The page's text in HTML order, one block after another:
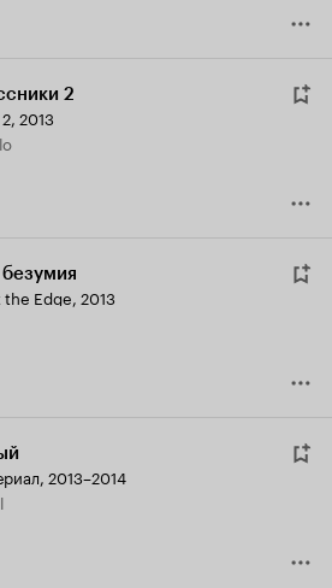
2
, 2013
the Edge, 2013
2013–2014